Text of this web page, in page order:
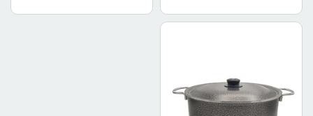
سرویس تابان
سرویس قابلمه تابان، نوعی قابلمه است که همراه با روکش
تفلون در دیواره‌های داخلی آن ساخته شده است. این قابلمه‌ها
به دلیل ویژگی‌های فنی خاصی که دارند، برای پخت و پز در